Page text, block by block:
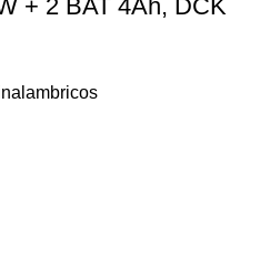
+ 2 BAT 4Ah, DCK